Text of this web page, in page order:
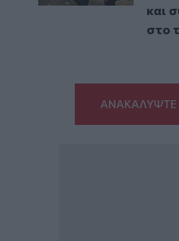
και
στο
ΑΝΑΚΑΛΥΨΤΕ